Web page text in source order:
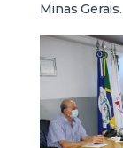
Minas Gerais.